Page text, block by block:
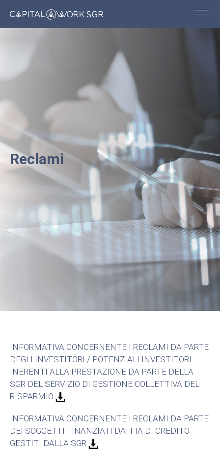
Reclami
INFORMATIVA CONCERNENTE I RECLAMI DA PARTE
DEGLI INVESTITORI / POTENZIALI INVESTITORI
INERENTI ALLA PRESTAZIONE DA PARTE DELLA
SGR DEL SERVIZIO DI GESTIONE COLLETTIVA DEL
RISPARMIO
INFORMATIVA CONCERNENTE I RECLAMI DA PARTE
DEI SOGGETTI FINANZIATI DAI FIA DI CREDITO
GESTITI DALLA SGR